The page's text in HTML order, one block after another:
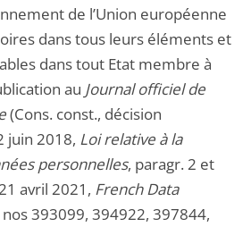
de l’Union européenne
dans tous leurs éléments et
dans tout Etat membre à
au Journal officiel de
(Cons. const., décision
juin 2018, Loi relative à la
personnelles, paragr. 2 et
avril 2021, French Data
nos 393099, 394922, 397844,